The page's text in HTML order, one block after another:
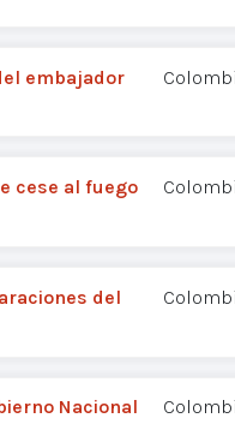
embajador
cese al fuego
del
Nacional